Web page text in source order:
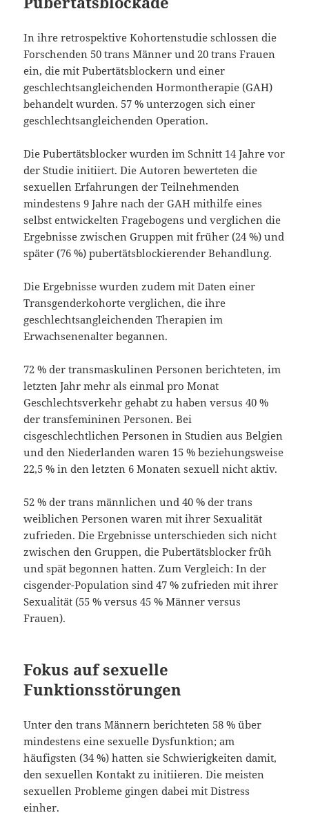
In ihre retrospektive Kohortenstudie schlossen die
Forschenden 50 trans Männer und 20 trans Frauen
ein, die mit Pubertätsblockern und einer
geschlechtsangleichenden Hormontherapie (GAH)
behandelt wurden. 57 % unterzogen sich einer
geschlechtsangleichenden Operation.
Die Pubertätsblocker wurden im Schnitt 14 Jahre vor
der Studie initiiert. Die Autoren bewerteten die
sexuellen Erfahrungen der Teilnehmenden
mindestens 9 Jahre nach der GAH mithilfe eines
selbst entwickelten Fragebogens und verglichen die
Ergebnisse zwischen Gruppen mit früher (24 %) und
später (76 %) pubertätsblockierender Behandlung.
Die Ergebnisse wurden zudem mit Daten einer
Transgenderkohorte verglichen, die ihre
geschlechtsangleichenden Therapien im
Erwachsenenalter begannen.
72 % der transmaskulinen Personen berichteten, im
letzten Jahr mehr als einmal pro Monat
Geschlechtsverkehr gehabt zu haben versus 40 %
der transfemininen Personen. Bei
cisgeschlechtlichen Personen in Studien aus Belgien
und den Niederlanden waren 15 % beziehungsweise
22,5 % in den letzten 6 Monaten sexuell nicht aktiv.
52 % der trans männlichen und 40 % der trans
weiblichen Personen waren mit ihrer Sexualität
zufrieden. Die Ergebnisse unterschieden sich nicht
zwischen den Gruppen, die Pubertätsblocker früh
und spät begonnen hatten. Zum Vergleich: In der
cisgender-Population sind 47 % zufrieden mit ihrer
Sexualität (55 % versus 45 % Männer versus
Frauen).
Fokus auf sexuelle
Funktionsstörungen
Unter den trans Männern berichteten 58 % über
mindestens eine sexuelle Dysfunktion; am
häufigsten (34 %) hatten sie Schwierigkeiten damit,
den sexuellen Kontakt zu initiieren. Die meisten
sexuellen Probleme gingen dabei mit Distress
einher.